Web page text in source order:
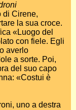
di Cirene,
la sua croce.
«Luogo del
con fiele. Egli
averlo
a sorte. Poi,
del suo capo
«Costui è
uno a destra